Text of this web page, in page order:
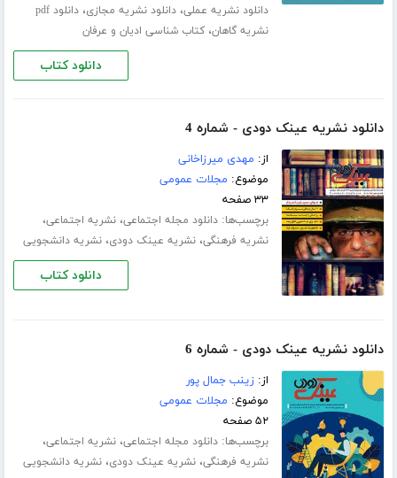
دانلود نشریه عملی،دانلود نشریه مجازی،
دانلود pdf
نشریه گاهان،کتاب شناسی ادیان و عرفان
دانلود کتاب
دانلود نشریه عینک دودی - شماره 4
از: مهدی میرزاخانی
موضوع: مجلات عمومی
۳۳ صفحه
برچسب‌ها:دانلود مجله اجتماعی،نشریه اجتماعی،
نشریه فرهنگی،نشریه عینک دودی،نشریه دانشجویی
دانلود کتاب
دانلود نشریه عینک دودی - شماره 6
از:زینب جمال پور
موضوع: مجلات عمومی
۵۲ صفحه
برچسب‌ها:دانلود مجله اجتماعی،نشریه اجتماعی،
نشریه فرهنگی،نشریه عینک دودی،نشریه دانشجویی